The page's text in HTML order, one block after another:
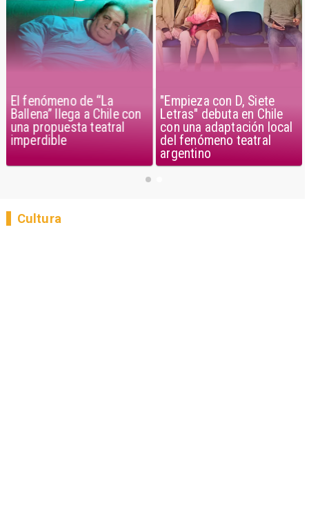
El fenómeno de “La
Ballena” llega a Chile con
una propuesta teatral
imperdible
"Empieza con D, Siete
Letras" debuta en Chile
con una adaptación local
del fenómeno teatral
argentino
Cultura